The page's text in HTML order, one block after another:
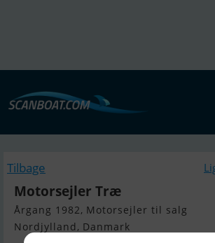
Tilbage
Motorsejler Træ
Årgang 1982, Motorsejler til salg
Nordjylland, Danmark